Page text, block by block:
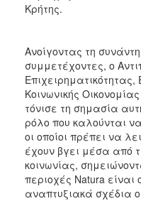
ΑΝΘΕΚΤΙΚΗ
ΠΟΛΗ
Κρήτης.
Ανοίγοντας τη
συμμετέχοντες, ο
Κοινωνικής
τόνισε τη σημασία
ρόλο που καλούνται
οι οποίοι πρέπει να
έχουν βγει μέσα από
κοινωνίας,
περιοχές Natura
αναπτυξιακά σχέδια